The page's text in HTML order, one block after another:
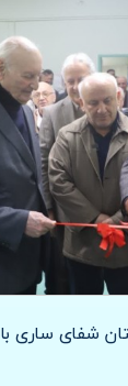
شفای ساری